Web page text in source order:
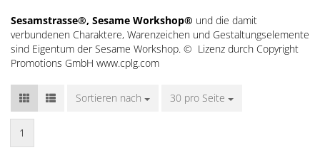
Sesamstrasse®, Sesame Workshop® und die damit
verbundenen Charaktere, Warenzeichen und Gestaltungselemente
sind Eigentum der Sesame Workshop. © Lizenz durch Copyright
Promotions GmbH www.cplg.com
Sortieren nach
Sortieren nach 30 pro Seite
pro Seite
1